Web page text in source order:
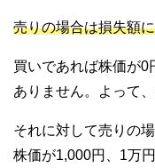
売りの場合は損失額
買いであれば株価が0
ありません。よって
それに対して売りの
株価が1,000円、1万